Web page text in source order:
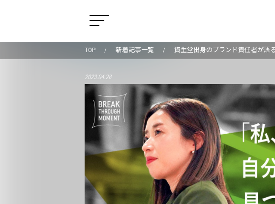
TOP 新着記事一覧 資生堂出身のブランド責任者が語
2023.04.28